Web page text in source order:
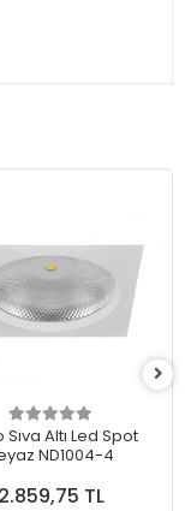
Sıva Altı Led Spot
ND1004-4
2.859,75 TL